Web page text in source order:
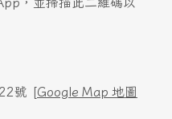
，並掃描此二維碼以
號 [Google Map 地圖